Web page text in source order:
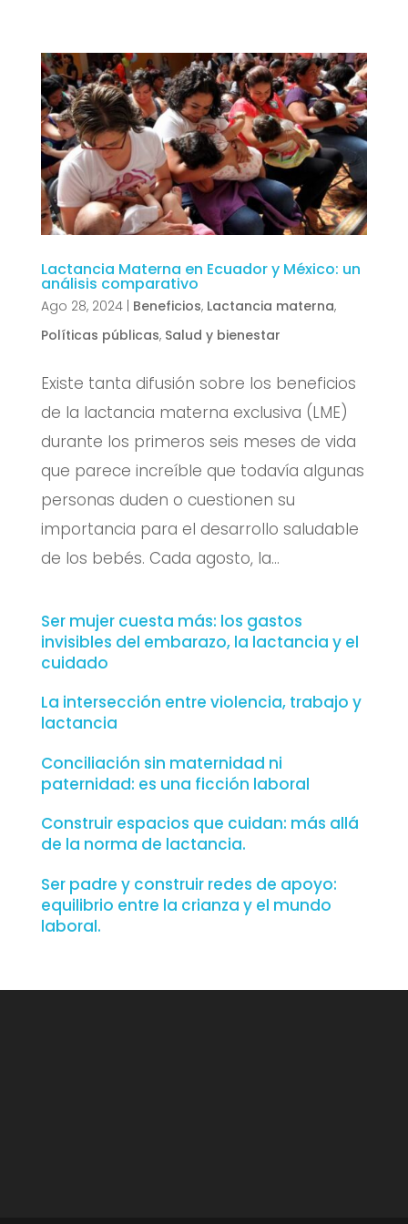
Lactancia Materna en Ecuador y México: un
análisis comparativo
Ago 28, 2024| Beneficios, Lactancia materna,
Políticas públicas, Salud y bienestar
Existe tanta difusión sobre los beneficios
de la lactancia materna exclusiva (LME)
durante los primeros seis meses de vida
que parece increíble que todavía algunas
personas duden o cuestionen su
importancia para el desarrollo saludable
de los bebés. Cada agosto, la...
Ser mujer cuesta más: los gastos
invisibles del embarazo, la lactancia y el
cuidado
La intersección entre violencia, trabajo y
lactancia
Conciliación sin maternidad ni
paternidad: es una ficción laboral
Construir espacios que cuidan: más allá
de la norma de lactancia.
Ser padre y construir redes de apoyo:
equilibrio entre la crianza y el mundo
laboral.